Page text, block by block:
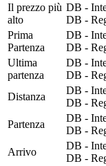
Il prezzo più
alto
DB -
DB -
Prima
Partenza
DB -
DB -
Ultima
partenza
DB -
DB -
Distanza
DB -
DB -
Partenza
DB -
DB -
Arrivo
DB -
DB -